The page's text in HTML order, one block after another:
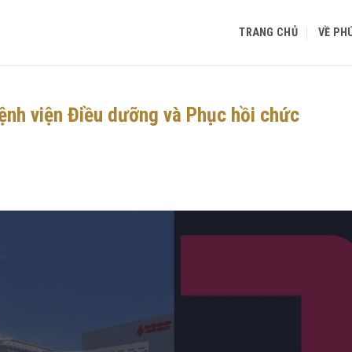
TRANG CHỦ VỀ
viện Điều dưỡng và Phục hồi chức